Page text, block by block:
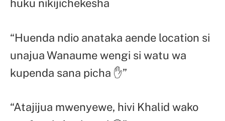
huku nikijichekesha
“Huenda ndio anataka aende location si
unajua Wanaume wengi si watu wa
kupenda sana picha ✋”
“Atajijua mwenyewe, hivi Khalid wako